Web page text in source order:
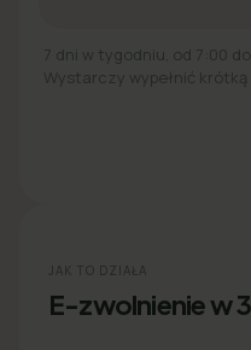
7 dni w tygodniu, od 7:00
Wystarczy wypełnić krótką
JAK TO DZIAŁA
E-zwolnienie w